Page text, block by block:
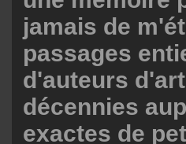
jamais de
passages
d'auteurs
décennies
exactes de